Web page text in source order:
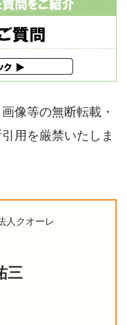
像等の無断転載・
用を厳禁いたしま
人クオーレ
三